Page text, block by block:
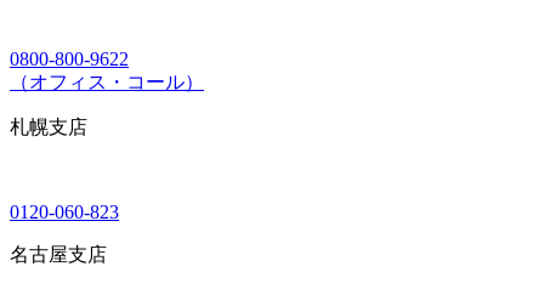
0800-800-9622
（オフィス・コール）
札幌支店
0120-060-823
名古屋支店